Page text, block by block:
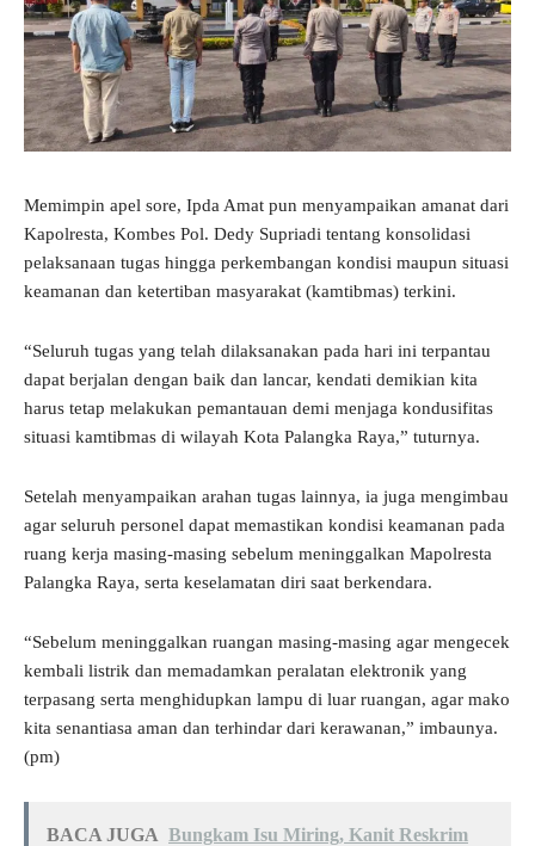
Memimpin apel sore, Ipda Amat pun menyampaikan amanat dari
Kapolresta, Kombes Pol. Dedy Supriadi tentang konsolidasi
pelaksanaan tugas hingga perkembangan kondisi maupun situasi
keamanan dan ketertiban masyarakat (kamtibmas) terkini.
“Seluruh tugas yang telah dilaksanakan pada hari ini terpantau
dapat berjalan dengan baik dan lancar, kendati demikian kita
harus tetap melakukan pemantauan demi menjaga kondusifitas
situasi kamtibmas di wilayah Kota Palangka Raya,” tuturnya.
Setelah menyampaikan arahan tugas lainnya, ia juga mengimbau
agar seluruh personel dapat memastikan kondisi keamanan pada
ruang kerja masing-masing sebelum meninggalkan Mapolresta
Palangka Raya, serta keselamatan diri saat berkendara.
“Sebelum meninggalkan ruangan masing-masing agar mengecek
kembali listrik dan memadamkan peralatan elektronik yang
terpasang serta menghidupkan lampu di luar ruangan, agar mako
kita senantiasa aman dan terhindar dari kerawanan,” imbaunya.
(pm)
BACA JUGA Bungkam Isu Miring, Kanit Reskrim